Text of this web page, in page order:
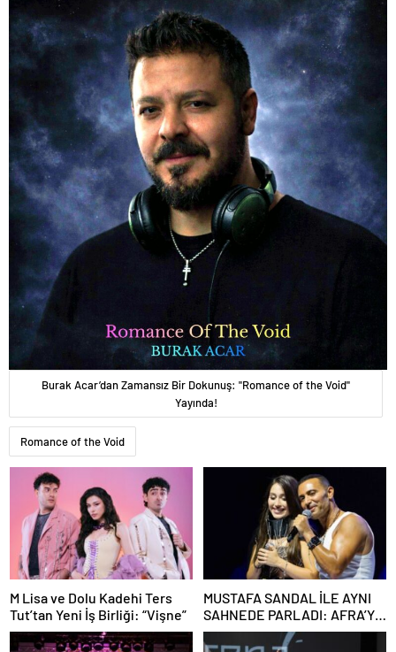
Burak Acar’dan Zamansız Bir Dokunuş: "Romance of the Void"
Yayında!
Romance of the Void
M Lisa ve Dolu Kadehi Ters
Tut’tan Yeni İş Birliği: “Vişne”
MUSTAFA SANDAL İLE AYNI
SAHNEDE PARLADI: AFRA’YA
HARBİYE’DE BÜYÜK ALKIŞ